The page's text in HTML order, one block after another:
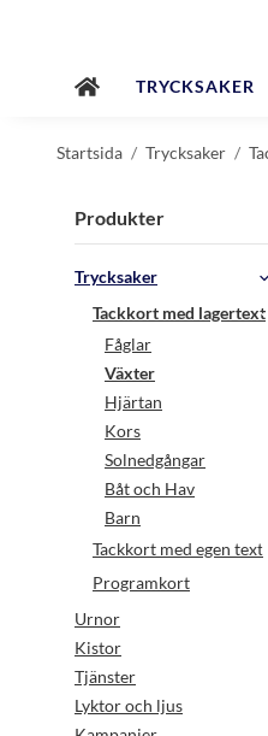
TRYCKSAKER
Startsida / Trycksaker /
Produkter
Trycksaker
Tackkort med lagertext
Fåglar
Växter
Hjärtan
Kors
Solnedgångar
Båt och Hav
Barn
Tackkort med egen text
Programkort
Urnor
Kistor
Tjänster
Lyktor och ljus